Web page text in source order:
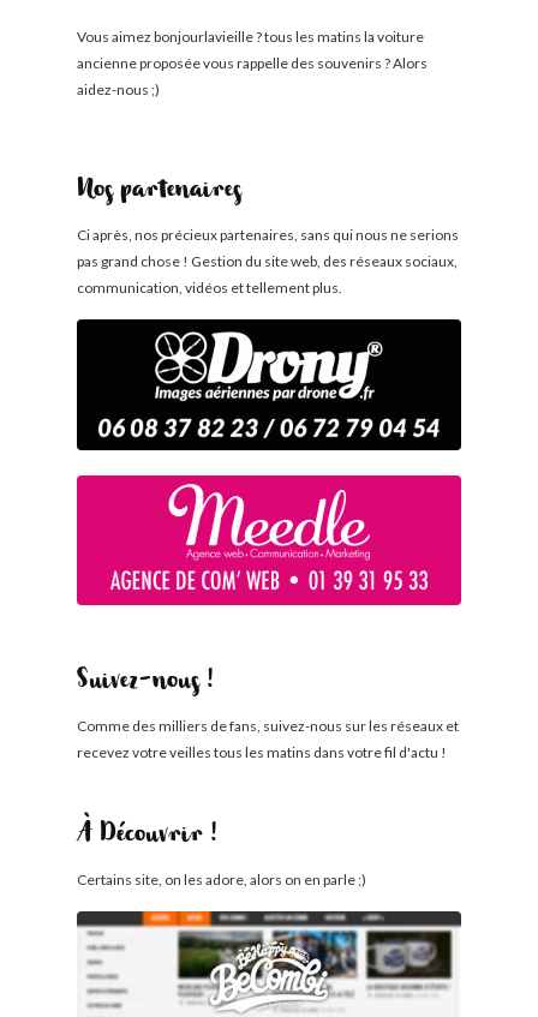
Vous aimez bonjourlavieille ? tous les matins la voiture
ancienne proposée vous rappelle des souvenirs ? Alors
aidez-nous ;)
Nos partenaires
Ci après, nos précieux partenaires, sans qui nous ne serions
pas grand chose ! Gestion du site web, des réseaux sociaux,
communication, vidéos et tellement plus.
Suivez-nous !
Comme des milliers de fans, suivez-nous sur les réseaux et
recevez votre veilles tous les matins dans votre fil d'actu !
À Découvrir !
Certains site, on les adore, alors on en parle ;)